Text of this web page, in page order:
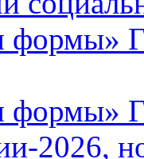
формы»
формы»
2026,